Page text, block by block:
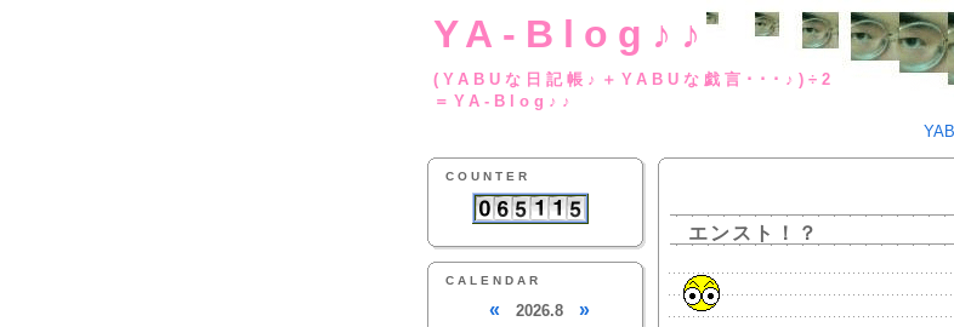
YA-Blog♪♪
(YABUな日記帳♪＋YABU
＝YA-Blog♪♪
COUNTER
CALENDAR
« 2026.8 »
エンスト！？